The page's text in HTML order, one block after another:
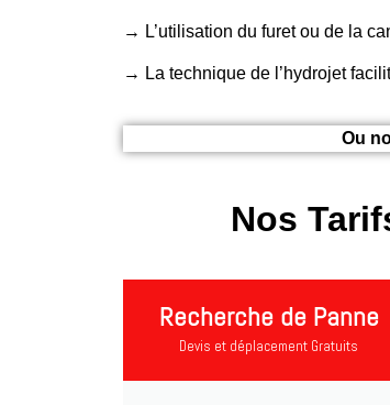
→ L’utilisation du furet ou de la
→ La technique de l’hydrojet
Ou
Nos
Recherche de Panne
Devis et déplacement Gratuits